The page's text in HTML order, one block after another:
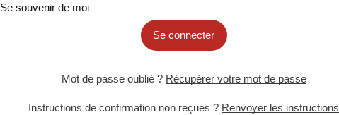
Se souvenir de moi
Se connecter
Mot de passe oublié ? Récupérer votre mot de passe
Instructions de confirmation non reçues ? Renvoyer les instructions